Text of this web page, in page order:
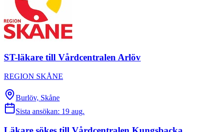
ST-läkare till Vårdcentralen Arlöv
REGION SKÅNE
Burlöv, Skåne
Sista ansökan: 19 aug.